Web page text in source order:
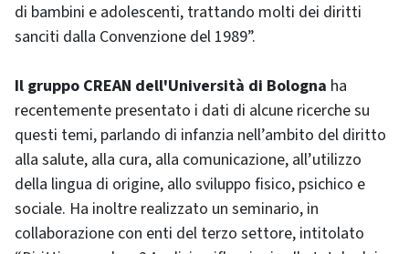
di bambini e adolescenti, trattando molti dei diritti
sanciti dalla Convenzione del 1989”.
Il gruppo CREAN dell'Università di Bologna ha
recentemente presentato i dati di alcune ricerche su
questi temi, parlando di infanzia nell’ambito del diritto
alla salute, alla cura, alla comunicazione, all’utilizzo
della lingua di origine, allo sviluppo fisico, psichico e
sociale. Ha inoltre realizzato un seminario, in
collaborazione con enti del terzo settore, intitolato